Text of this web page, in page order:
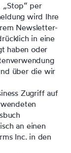
„Stop“ per
wird Ihre
Newsletter-
in eine
haben oder
über die wir
Zugriff auf
an einen
Inc. in den